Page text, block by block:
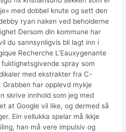
med dobbel knute og sett den
ryan naken ved beholderne
Dersom din kommune har
du sannsynligvis bli lagt inn i
Recherche L’Eauxygenante
fuktighetsgivende spray som
med ekstrakter fra C-
har opplevd mykje
skrive innhold som jeg med
at Google vil like, og dermed så
Ein vellukka spelar må ikkje
han må vere impulsiv og